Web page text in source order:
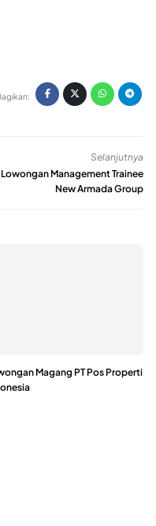
Selanjutnya
Lowongan Management Trainee
New Armada Group
Magang PT Pos Properti